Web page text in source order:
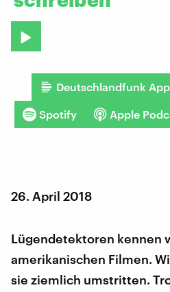
Deutschlandfunk App
Spotify Apple
26. April 2018
Lügendetektoren kennen
amerikanischen Filmen.
sie ziemlich umstritten.